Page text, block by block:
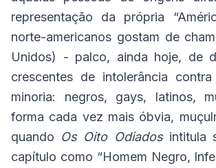
representação da própria
norte-americanos gostam de
Unidos) - palco, ainda hoje, de
crescentes de intolerância
minoria: negros, gays, latinos,
forma cada vez mais óbvia,
quando Os Oito Odiadosintitula
capítulo como “Homem Negro,